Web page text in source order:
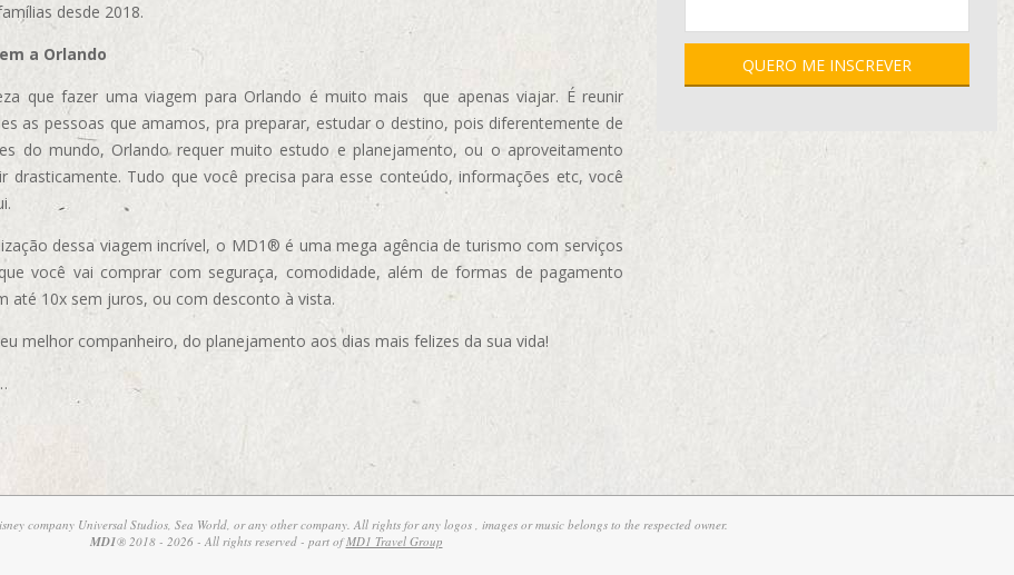
desde 2018.
a Orlando
que fazer uma viagem para Orlando é muito mais que apenas viajar. É reunir
as pessoas que amamos, pra preparar, estudar o destino, pois diferentemente de
do mundo, Orlando requer muito estudo e planejamento, ou o aproveitamento
drasticamente. Tudo que você precisa para esse conteúdo, informações etc, você
dessa viagem incrível, o MD1® é uma mega agência de turismo com serviços
você vai comprar com seguraça, comodidade, além de formas de pagamento
até 10x sem juros, ou com desconto à vista.
melhor companheiro, do planejamento aos dias mais felizes da sua vida!
company Universal Studios, Sea World, or any other company. All rights for any logos , images or music belongs to the respected owner.
MD1® 2018 - 2026 - All rights reserved - part ofMD1 Travel Group